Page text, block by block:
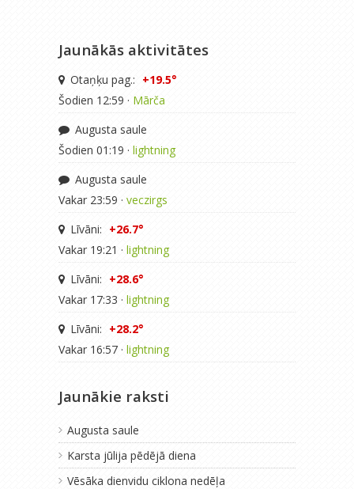
Jaunākās aktivitātes
Otaņķu pag.: +19.5°
Šodien 12:59 · Mārča
Augusta saule
Šodien 01:19 · lightning
Augusta saule
Vakar 23:59 · veczirgs
Līvāni: +26.7°
Vakar 19:21 · lightning
Līvāni: +28.6°
Vakar 17:33 · lightning
Līvāni: +28.2°
Vakar 16:57 · lightning
Jaunākie raksti
Augusta saule
Karsta jūlija pēdējā diena
Vēsāka dienvidu ciklona nedēļa